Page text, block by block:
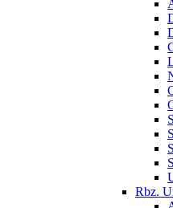
Rbz.